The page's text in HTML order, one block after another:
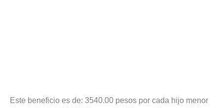
Este beneficio es de: 3540.00 pesos por cada hijo menor